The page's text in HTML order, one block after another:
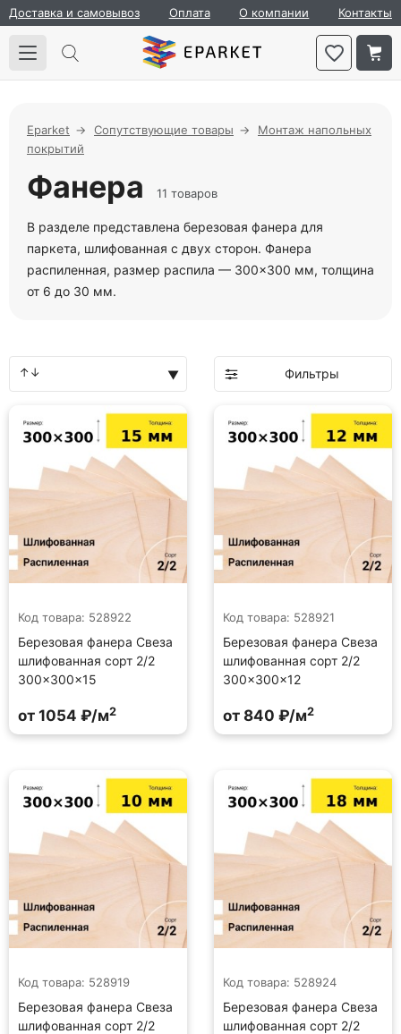
Доставка и самовывоз Оплата О компании Контакты
Eparket Сопутствующие товары
Монтаж напольных
покрытий
Фанера 11 товаров
В разделе представлена березовая фанера для
паркета, шлифованная с двух сторон. Фанера
распиленная, размер распила — 300×300 мм, толщина
от 6 до 30 мм.
Фильтры
Код товара: 528922
Березовая фанера Свеза
шлифованная сорт 2/2
300×300×15
от 1054 ₽/м2
Код товара: 528921
Березовая фанера Свеза
шлифованная сорт 2/2
300×300×12
от 840 ₽/м2
Код товара: 528919
Березовая фанера Свеза
шлифованная сорт 2/2
Код товара: 528924
Березовая фанера Свеза
шлифованная сорт 2/2